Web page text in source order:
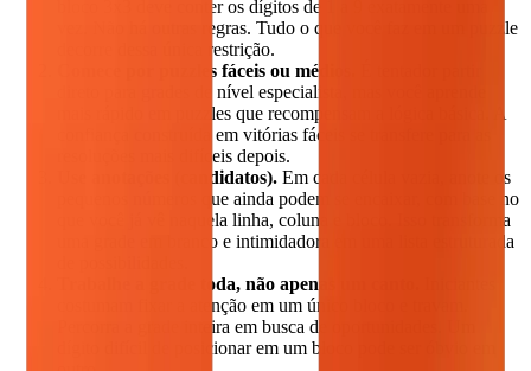
bloco 3x3 deve conter os dígitos de 1 a 9 exatamente uma
vez. Não há outras regras. Tudo o que você faz em um puzzle
decorre dessa única restrição.
Comece por puzzles fáceis ou médios.
direto para grades de nível especialista, mas você aprende
mais rápido em puzzles que recompensam a lógica básica. A
confiança construída em vitórias fáceis se transfere para as
resoluções mais difíceis depois.
Use anotações (candidatos). Em cada célula vazia, anote os
pequenos números que ainda podem se encaixar, com base no
que você já vê naquela linha, coluna e bloco. Isso transforma
uma grade em branco e intimidadora em uma lista estruturada
Trabalhe a grade toda, não apenas um canto.
costumam fixar a atenção em um único bloco e travam.
Percorra a grade inteira em busca de oportunidades. Um
dígito difícil de posicionar em um bloco pode ser óbvio em